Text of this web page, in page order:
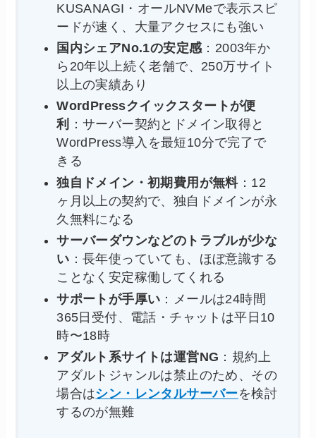
KUSANAGI・オールNVMeで表示スピ
ードが速く、大量アクセスにも強い
国内シェアNo.1の安定感 ：2003年か
ら20年以上続く老舗で、250万サイト
以上の実績あり
WordPressクイックスタートが便
利
：サーバー契約とドメイン取得と
WordPress導入を最短10分で完了で
きる
独自ドメイン・初期費用が無料：12
ヶ月以上の契約で、独自ドメインが永
久無料になる
サーバーダウンなどのトラブルが少な
い ：長年使っていても、ほぼ意識する
ことなく安定稼働してくれる
サポートが手厚い ：メールは24時間
365日受付、電話・チャットは平日10
時〜18時
アダルト系サイトは運営NG ：規約上
アダルトジャンルは禁止のため、その
場合はシン・レンタルサーバーを検討
するのが無難